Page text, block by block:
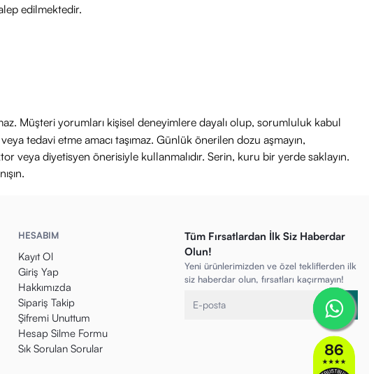
edilmektedir.
Müşteri yorumları kişisel deneyimlere dayalı olup, sorumluluk kabul
tedavi etme amacı taşımaz. Günlük önerilen dozu aşmayın,
veya diyetisyen önerisiyle kullanmalıdır. Serin, kuru bir yerde saklayın.
HESABIM
Kayıt Ol
Giriş Yap
Hakkımızda
Sipariş Takip
Şifremi Unuttum
Hesap Silme Formu
Sık Sorulan Sorular
Tüm Fırsatlardan İlk Siz Haberdar
Olun!
Yeni ürünlerimizden ve özel tekliflerden ilk
siz haberdar olun, fırsatları kaçırmayın!